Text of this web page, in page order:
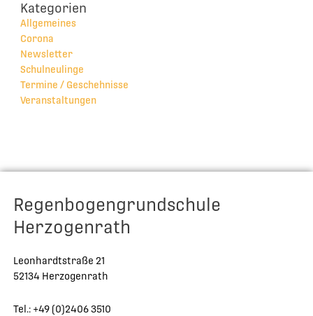
Kategorien
Allgemeines
Corona
Newsletter
Schulneulinge
Termine / Geschehnisse
Veranstaltungen
Regenbogengrundschule
Herzogenrath
Leonhardtstraße 21
52134 Herzogenrath
Tel.: +49 (0)2406 3510